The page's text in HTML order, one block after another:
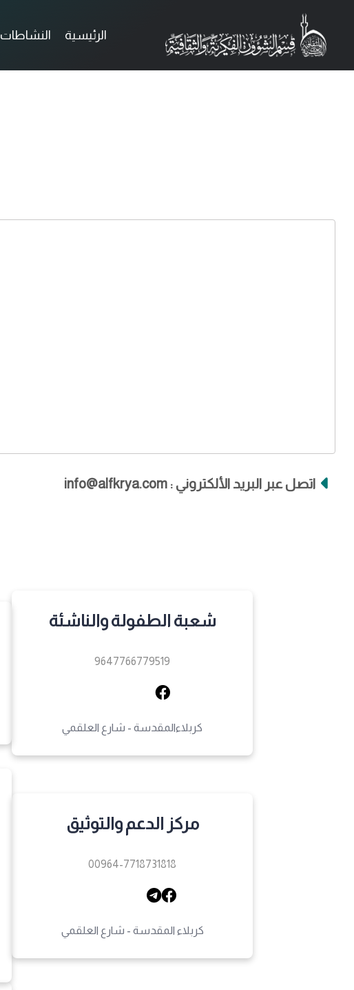
الرئيسية النشاطات
اتصل عبر البريد الألكتروني : info@alfkrya.com
شعبة الطفولة والناشئة
9647766779519
كربلاءالمقدسة - شارع العلقمي
مركز الدعم والتوثيق
00964-7718731818
كربلاء المقدسة - شارع العلقمي